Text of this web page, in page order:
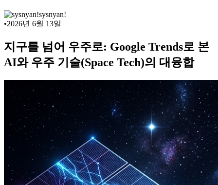
sysnyan!
•2026년 6월 13일
지구를 넘어 우주로: Google Trends로 본
AI와 우주 기술(Space Tech)의 대융합